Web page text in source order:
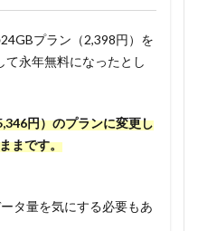
プラン（2,398円）を
永年無料になったとし
円）のプランに変更し
まです。
タ量を気にする必要もあ